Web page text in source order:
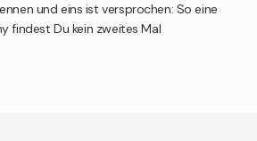
und eins ist versprochen: So eine
findest Du kein zweites Mal